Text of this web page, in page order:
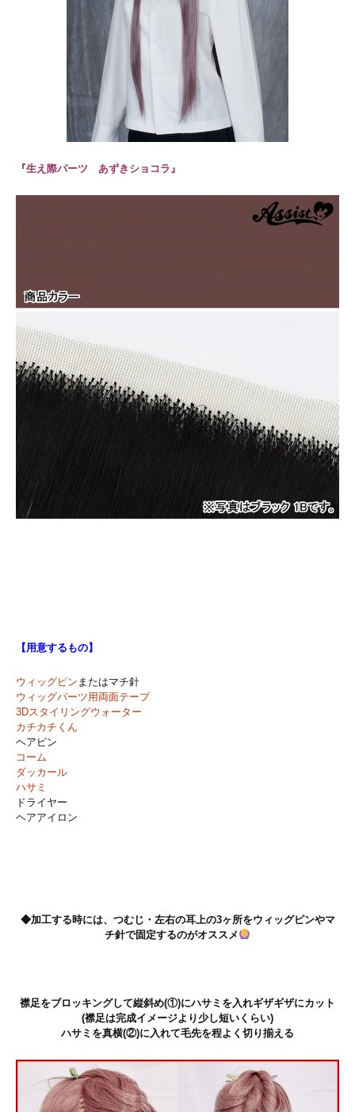
『生え際パーツ あずきショコラ』
【用意するもの】
ウィッグピン またはマチ針
ウィッグパーツ用両面テープ
3Dスタイリングウォーター
カチカチくん
ヘアピン
コーム
ダッカール
ハサミ
ドライヤー
ヘアアイロン
◆加工する時には、つむじ・左右の耳上の3ヶ所をウィッグピンやマ
チ針で固定するのがオススメ
襟足をブロッキングして縦斜め(①)にハサミを入れギザギザにカット
(襟足は完成イメージより少し短いくらい)
ハサミを真横(②)に入れて毛先を程よく切り揃える